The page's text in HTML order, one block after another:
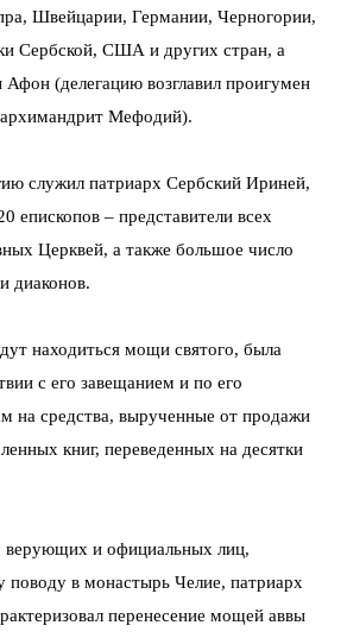
Швейцарии, Германии, Черногории,
Сербской, США и других стран, а
(делегацию возглавил проигумен
Мефодий).
служил патриарх Сербский Ириней,
епископов – представители всех
Церквей, а также большое число
диаконов.
находиться мощи святого, была
с его завещанием и по его
на средства, вырученные от продажи
книг, переведенных на десятки
и официальных лиц,
поводу в монастырь Челие, патриарх
перенесение мощей аввы